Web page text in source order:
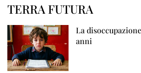
TERRA FUTURA
La
anni